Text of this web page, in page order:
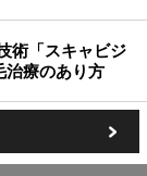
術「スキャビジ
治療のあり方